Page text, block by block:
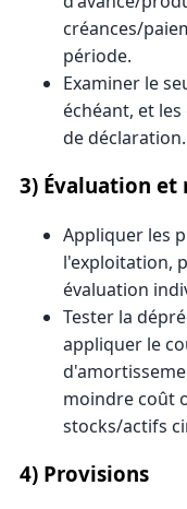
créances/
période.
Examiner le
échéant, et
de déclaration.
3) Évaluation et
Appliquer les
l'exploitation,
évaluation
Tester la
appliquer le
moindre coût
stocks/actifs
4) Provisions